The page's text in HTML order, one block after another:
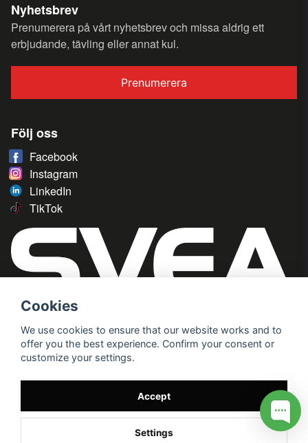
Nyhetsbrev
Prenumerera på vårt nyhetsbrev och missa aldrig ett
erbjudande, tävling eller annat kul.
Prenumerera
Följ oss
Facebook
Instagram
LinkedIn
TikTok
Cookies
We use cookies to ensure that our website works and to
offer you the best experience. Confirm your consent or
customize your settings.
Accept
Settings